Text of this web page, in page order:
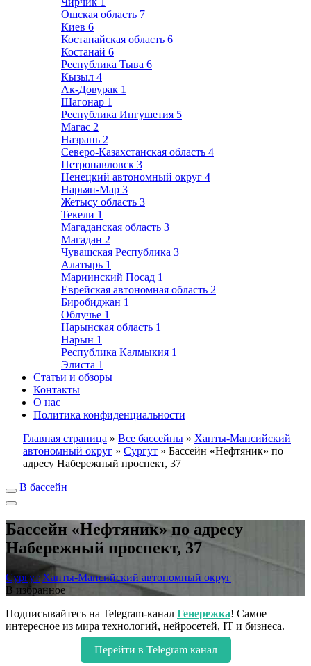
Ошская область 7
Киев 6
Костанайская область 6
Костанай 6
Республика Тыва 6
Кызыл 4
Ак-Довурак 1
Шагонар 1
Республика Ингушетия 5
Магас 2
Назрань 2
Северо-Казахстанская область 4
Петропавловск 3
Ненецкий автономный округ 4
Нарьян-Мар 3
Жетысу область 3
Текели 1
Магаданская область 3
Магадан 2
Чувашская Республика 3
Алатырь 1
Мариинский Посад 1
Еврейская автономная область 2
Биробиджан 1
Облучье 1
Нарынская область 1
Нарын 1
Республика Калмыкия 1
Элиста 1
Статьи и обзоры
Контакты
О нас
Политика конфиденциальности
Главная страница » Все бассейны » Ханты-Мансийский
автономный округ » Сургут » Бассейн «Нефтяник» по
адресу Набережный проспект, 37
В бассейн
Бассейн «Нефтяник» по адресу
Набережный проспект, 37
Сургут Ханты-Мансийский автономный округ
В избранное
Подписывайтесь на Telegram-канал Генережка! Самое
интересное из мира технологий, нейросетей, IT и бизнеса.
Перейти в Telegram канал